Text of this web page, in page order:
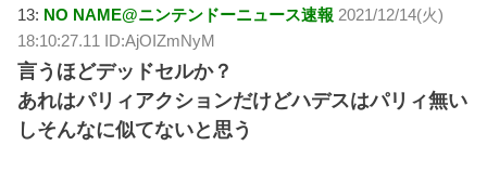
13: NO NAME@ニンテンドーニュース速報 2021/12/14(火)
18:10:27.11 ID:AjOIZmNyM
言うほどデッドセルか？
あれはパリィアクションだけどハデスはパリィ無い
しそんなに似てないと思う